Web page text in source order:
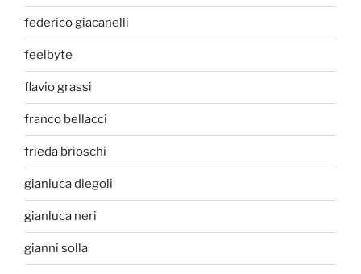
federico giacanelli
feelbyte
flavio grassi
franco bellacci
frieda brioschi
gianluca diegoli
gianluca neri
gianni solla